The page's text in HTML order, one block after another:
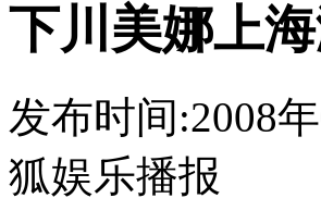
下川美娜上
发布时间:2008
狐娱乐播报